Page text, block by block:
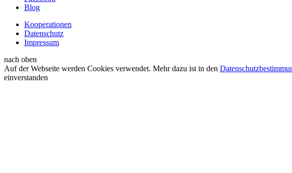
Blog
Kooperationen
Datenschutz
Impressum
nach oben
Auf der Webseite werden Cookies verwendet. Mehr dazu ist in den
einverstanden